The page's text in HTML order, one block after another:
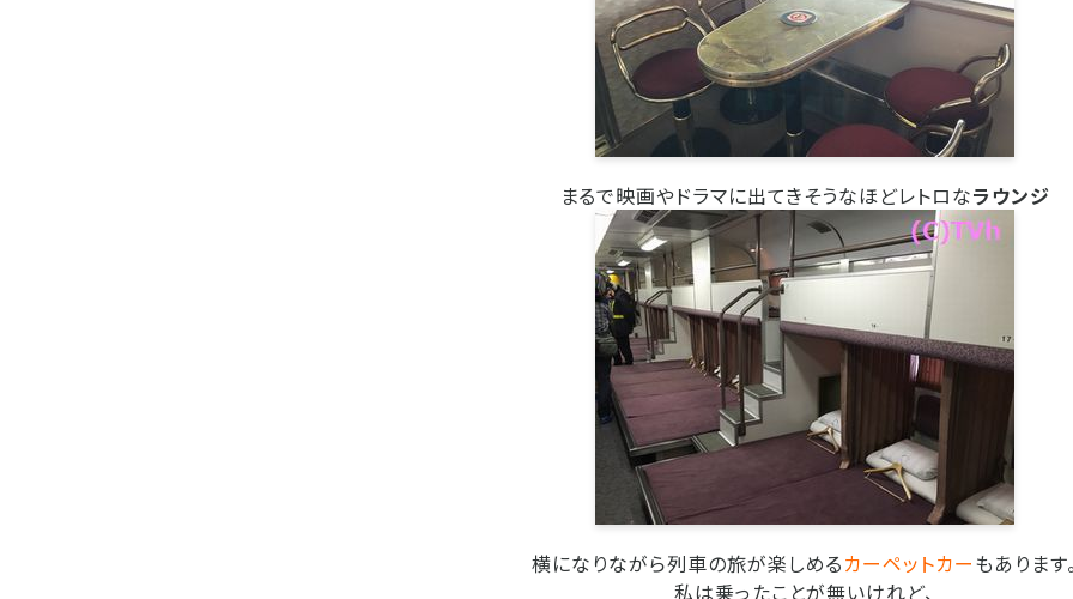
まるで映画やドラマに出てきそうなほどレトロなラウンジ
横になりながら列車の旅が楽しめるカーペットカーもあります
私は乗ったことが無いけれど、